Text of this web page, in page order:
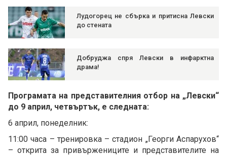
Лудогорец не сбърка и притисна Левски
до стената
Добруджа спря Левски в инфарктна
драма!
Програмата на представителния отбор на „Левски“
до 9 април, четвъртък, е следната:
6 април, понеделник:
11:00 часа – тренировка – стадион „Георги Аспарухов“
– открита за привържениците и представителите на